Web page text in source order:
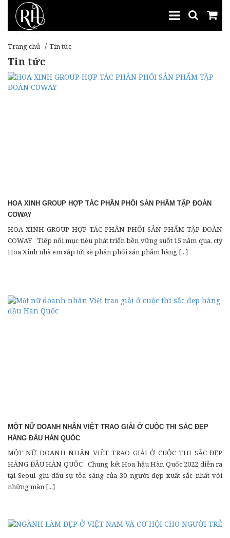
Trang chủ Tin tức
Tin tức
HOA XINH GROUP HỢP TÁC PHÂN PHỐI SẢN PHẨM TẬP ĐOÀN
COWAY
HOA XINH GROUP HỢP TÁC PHÂN PHỐI SẢN PHẨM TẬP ĐOÀN
COWAY Tiếp nối mục tiêu phát triển bền vững suốt 15 năm qua, cty
Hoa Xinh nhà em sắp tới sẽ phân phối sản phẩm hàng [...]
MỘT NỮ DOANH NHÂN VIỆT TRAO GIẢI Ở CUỘC THI SẮC ĐẸP
HÀNG ĐẦU HÀN QUỐC
MỘT NỮ DOANH NHÂN VIỆT TRAO GIẢI Ở CUỘC THI SẮC ĐẸP
HÀNG ĐẦU HÀN QUỐC Chung kết Hoa hậu Hàn Quốc 2022 diễn ra
tại Seoul ghi dấu sự tỏa sáng của 30 người đẹp xuất sắc nhất với
những màn [...]